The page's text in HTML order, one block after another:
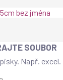
bez jména
SOUBOR
Např. excel.